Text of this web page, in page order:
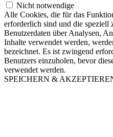
Nicht notwendige
Alle Cookies, die für das
erforderlich sind und die speziell
Benutzerdaten über Analysen,
Inhalte verwendet werden,
bezeichnet. Es ist zwingend
Benutzers einzuholen, bevor
verwendet werden.
SPEICHERN &